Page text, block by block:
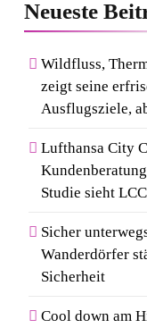
Neueste
Wildfluss,
zeigt seine
Ausflugsziele,
Lufthansa City
Studie sieht
Sicher
Wanderdörfer
Sicherheit
Cool down am